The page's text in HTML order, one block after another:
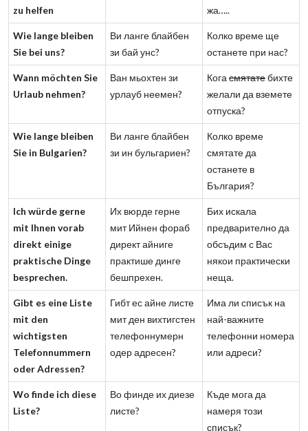
zu helfen
жа…..
Wie lange bleiben
Sie bei uns?
Ви ланге блайбен
зи бай унс?
Колко време ще
останете при нас?
Wann möchten Sie
Urlaub nehmen?
Ван мьохтен зи
урлауб неемен?
Кога смятатебихте
желали да вземете
отпуска?
Wie lange bleiben
Sie in Bulgarien?
Ви ланге блайбен
зи ин бульгариен?
Колко време
смятате да
останете в
България?
Ich würde gerne
mit Ihnen vorab
direkt einige
praktische Dinge
besprechen.
Их вюрде герне
мит Ийнен фораб
директ айниге
практише динге
бешпрехен.
Бих искала
предварително да
обсъдим с Вас
някои практически
неща.
Gibt es eine Liste
mit den
wichtigsten
Telefonnummern
oder Adressen?
Гибт ес айне листе
мит ден вихтигстен
телефоннумерн
одер адресен?
Има ли списък на
най-важните
телефонни номера
или адреси?
Wo finde ich diese
Liste?
Во финде их диезе
листе?
Къде мога да
намеря този
списък?